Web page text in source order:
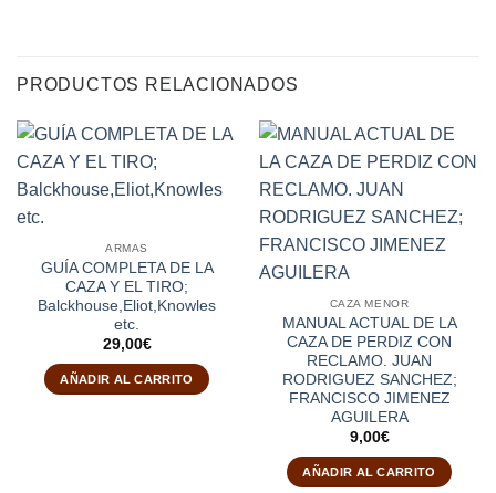
PRODUCTOS RELACIONADOS
ARMAS
GUÍA COMPLETA DE LA
CAZA Y EL TIRO;
Balckhouse,Eliot,Knowles
etc.
29,00€
AÑADIR AL CARRITO
CAZA MENOR
MANUAL ACTUAL DE LA
CAZA DE PERDIZ CON
RECLAMO. JUAN
RODRIGUEZ SANCHEZ;
FRANCISCO JIMENEZ
AGUILERA
9,00€
AÑADIR AL CARRITO